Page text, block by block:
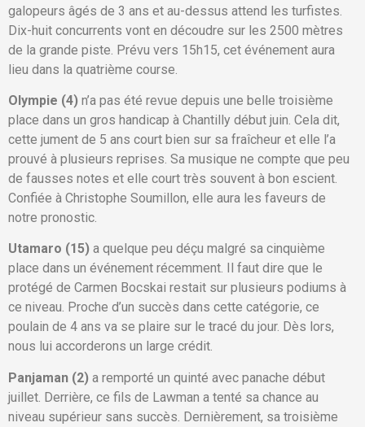
galopeurs âgés de 3 ans et au-dessus attend les turfistes.
Dix-huit concurrents vont en découdre sur les 2500 mètres
de la grande piste. Prévu vers 15h15, cet événement aura
lieu dans la quatrième course.
Olympie (4) n’a pas été revue depuis une belle troisième
place dans un gros handicap à Chantilly début juin. Cela dit,
cette jument de 5 ans court bien sur sa fraîcheur et elle l’a
prouvé à plusieurs reprises. Sa musique ne compte que peu
de fausses notes et elle court très souvent à bon escient.
Confiée à Christophe Soumillon, elle aura les faveurs de
notre pronostic.
Utamaro (15) a quelque peu déçu malgré sa cinquième
place dans un événement récemment. Il faut dire que le
protégé de Carmen Bocskai restait sur plusieurs podiums à
ce niveau. Proche d’un succès dans cette catégorie, ce
poulain de 4 ans va se plaire sur le tracé du jour. Dès lors,
nous lui accorderons un large crédit.
Panjaman (2) a remporté un quinté avec panache début
juillet. Derrière, ce fils de Lawman a tenté sa chance au
niveau supérieur sans succès. Dernièrement, sa troisième